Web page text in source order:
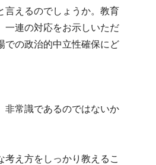
言えるのでしょうか。教育
一連の対応をお示しいただ
での政治的中立性確保にど
非常識であるのではないか
え方をしっかり教えるこ